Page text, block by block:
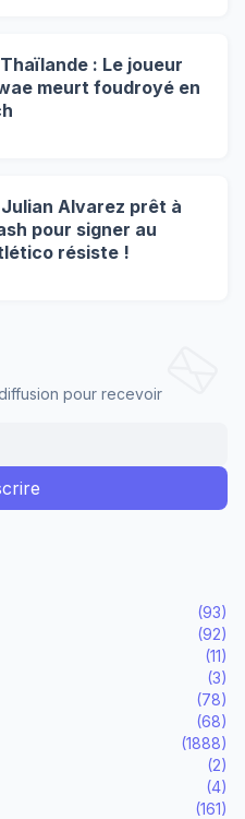
: Le joueur
meurt foudroyé en
Alvarez prêt à
pour signer au
résiste !
pour recevoir
(93)
(92)
(11)
(3)
(78)
(68)
(1888)
(2)
(4)
(161)